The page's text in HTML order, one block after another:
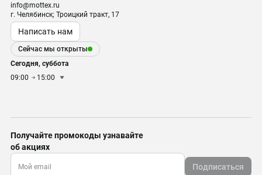
info@mottex.ru
г. Челябинск; Троицкий тракт, 17
Написать нам
Сейчас мы открыты
Сегодня, суббота
09:00
15:00
Получайте промокоды узнавайте
об акциях
Подписаться